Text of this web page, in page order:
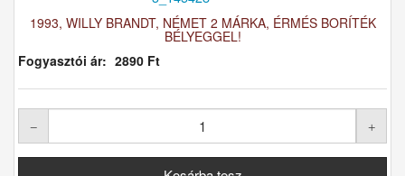
1993, WILLY BRANDT, NÉMET 2 MÁRKA, ÉRMÉS BORÍTÉK
BÉLYEGGEL!
Fogyasztói ár: 2890 Ft